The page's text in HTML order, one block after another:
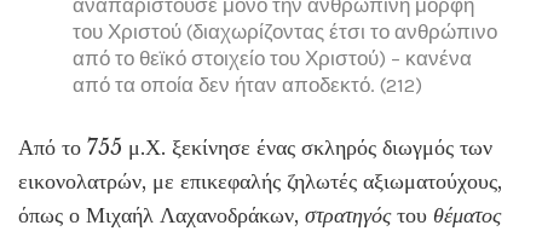
του Χριστού (διαχωρίζοντας έτσι το ανθρώπινο
από το θεϊκό στοιχείο του Χριστού) – κανένα
από τα οποία δεν ήταν αποδεκτό. (212)
Από το 755 μ.Χ. ξεκίνησε ένας σκληρός διωγμός των
εικονολατρών, με επικεφαλής ζηλωτές αξιωματούχους,
όπως ο Μιχαήλ Λαχανοδράκων, στρατηγόςτου θέματος